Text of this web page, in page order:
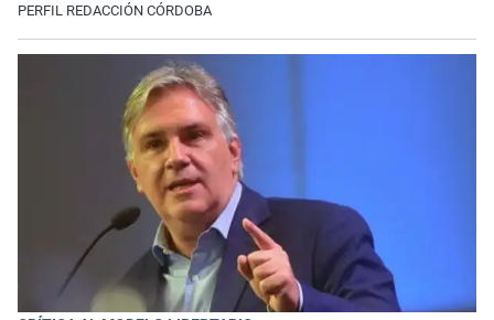
PERFIL REDACCIÓN CÓRDOBA